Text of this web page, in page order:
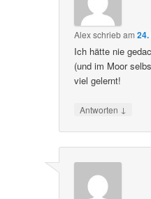
Alexschriebam
Ich hätte nie
(und im Moor
viel gelernt!
Antworten ↓